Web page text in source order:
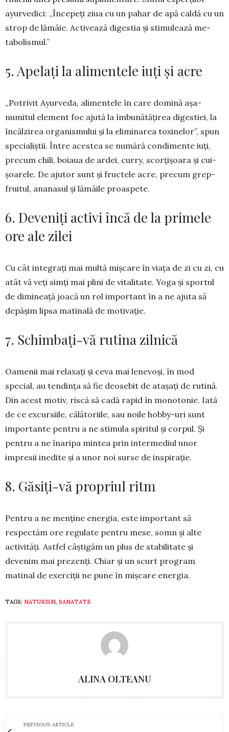
ayurvedici: „În­cepeți ziua cu un pahar de apă caldă cu un
strop de lămâie. Activează digestia și stimu­lează me­
tabolismul.”
5. Apelați la alimentele iuți și acre
„Potrivit Ayurveda, alimentele în care domină așa-
numitul element foc ajută la îmbu­nătățirea digestiei, la
încăl­zirea or­ganismului și la eliminarea toxi­nelor”, spun
specialiștii. În­tre aces­tea se nu­mă­ră condimen­te iuți,
precum chili, boiaua de ardei, curry, scorțișoara și cui­
șoarele. De ajutor sunt și fruc­tele acre, precum grep­
fruitul, ananasul și lămâile proas­pete.
6. Deveniți activi încă de la primele
ore ale zilei
Cu cât integrați mai multă mișcare în viața de zi cu zi, cu
atât vă veți simți mai plini de vitalitate. Yoga și sportul
de di­mineață joa­că un rol im­portant în a ne ajuta să
depă­șim lipsa mati­na­lă de motivație.
7. Schimbați-vă rutina zilnică
Oamenii mai relaxați și ceva mai lenevoși, în mod
special, au tendința să fie deosebit de atașați de rutină.
Din acest motiv, riscă să cadă rapid în monotonie. Iată
de ce excursiile, călătoriile, sau noile hobby-uri sunt
importante pentru a ne stimula spiritul și corpul. Și
pentru a ne înaripa mintea prin intermediul unor
impresii inedite și a unor noi surse de inspirație.
8. Găsiți-vă propriul ritm
Pentru a ne menține energia, este important să
respectăm ore regulate pentru mese, somn și alte
activități. Astfel câștigăm un plus de sta­bi­li­tate și
devenim mai prezenți. Chiar și un scurt pro­gram
matinal de exerciții ne pune în mișcare energia.
TAGS: NATURISM, SANATATE
ALINA OLTEANU
PREVIOUS ARTICLE